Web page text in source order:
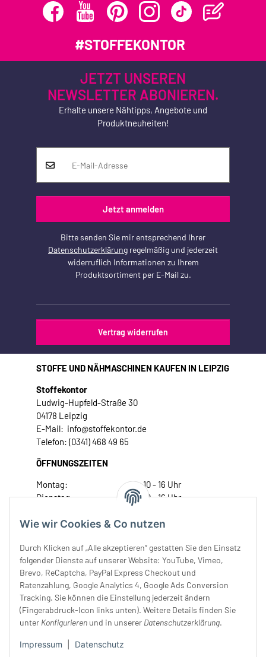
Wie wir Cookies & Co nutzen
Durch Klicken auf „Alle akzeptieren“ gestatten Sie den Einsatz
folgender Dienste auf unserer Website: YouTube, Vimeo,
Brevo, ReCaptcha, PayPal Express Checkout und
Ratenzahlung, Google Analytics 4, Google Ads Conversion
Tracking. Sie können die Einstellung jederzeit ändern
(Fingerabdruck-Icon links unten). Weitere Details finden Sie
unter Konfigurieren und in unserer Datenschutzerklärung.
Impressum Datenschutz
#STOFFEKONTOR
JETZT UNSEREN
NEWSLETTER ABONIEREN.
Erhalte unsere Nähtipps, Angebote und
Produktneuheiten!
Jetzt anmelden
Bitte senden Sie mir entsprechend Ihrer
Datenschutzerklärung regelmäßig und jederzeit
widerruflich Informationen zu Ihrem
Produktsortiment per E-Mail zu.
Vertrag widerrufen
STOFFE UND NÄHMASCHINEN KAUFEN IN LEIPZIG
Stoffekontor
Ludwig-Hupfeld-Straße 30
04178 Leipzig
E-Mail: info@stoffekontor.de
Telefon: (0341) 468 49 65
ÖFFNUNGSZEITEN
Montag:
10 - 16 Uhr
Dienstag:
10 - 16 Uhr
Donnerstag:
10 - 18 Uhr
Samstag:
10 - 14 Uhr
Unser Service
Rechtliches